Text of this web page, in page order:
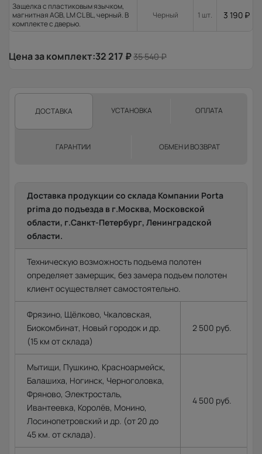
Защелка с пластиковым язычком,
магнитная AGB, LM CL BL, черный. В
комплекте с дверью.
Черный 1 шт. 3 190 ₽
Цена за комплект:32 217 ₽35 540₽
ДОСТАВКА УСТАНОВКА ОПЛАТА
ГАРАНТИИ ОБМЕН И ВОЗВРАТ
Доставка продукции со склада Компании Porta
prima до подъезда в г.Москва, Московской
области, г.Санкт-Петербург, Ленинградской
области.
Техническую возможность подъема полотен
определяет замерщик, без замера подъем полотен
клиент осуществляет самостоятельно.
Фрязино, Щёлково, Чкаловская,
Биокомбинат, Новый городок и др.
(15 км от склада)
2 500 руб.
Мытищи, Пушкино, Красноармейск,
Балашиха, Ногинск, Черноголовка,
Фряново, Электросталь,
Ивантеевка, Королёв, Монино,
Лосинопетровский и др. (от 20 до
45 км. от склада).
4 500 руб.